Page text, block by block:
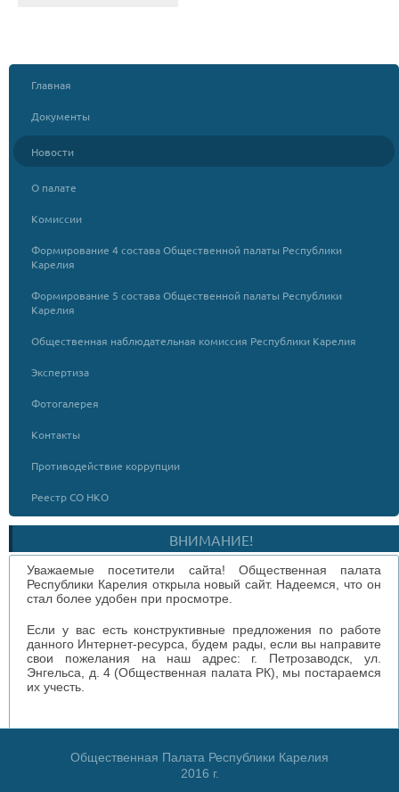
Главная
Документы
Новости
О палате
Комиссии
Формирование 4 состава Общественной палаты Республики
Карелия
Формирование 5 состава Общественной палаты Республики
Карелия
Общественная наблюдательная комиссия Республики Карелия
Экспертиза
Фотогалерея
Контакты
Противодействие коррупции
Реестр СО НКО
ВНИМАНИЕ!
Уважаемые посетители сайта! Общественная палата
Республики Карелия открыла новый сайт. Надеемся, что он
стал более удобен при просмотре.
Если у вас есть конструктивные предложения по работе
данного Интернет-ресурса, будем рады, если вы направите
свои пожелания на наш адрес: г. Петрозаводск, ул.
Энгельса, д. 4 (Общественная палата РК), мы постараемся
их учесть.
Общественная Палата Республики Карелия
2016 г.